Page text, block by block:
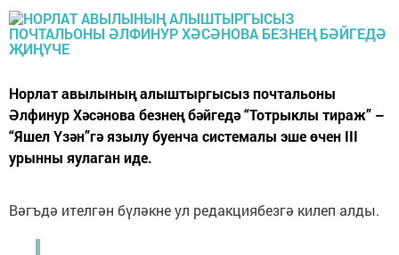
Норлат авылының алыштыргысыз почтальоны
Әлфинур Хәсәнова безнең бәйгедә “Тотрыклы тираж” –
“Яшел Үзән”гә язылу буенча системалы эше өчен III
урынны яулаган иде.
Вәгъдә ителгән бүләкне ул редакциябезгә килеп алды.